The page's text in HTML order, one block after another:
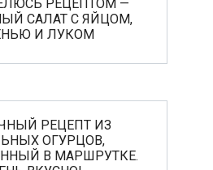
САЛАТ С ЯЙЦОМ,
И ЛУКОМ
РЕЦЕПТ ИЗ
ОГУРЦОВ,
В МАРШРУТКЕ.